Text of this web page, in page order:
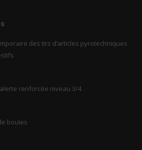
des tirs d’articles pyrotechniques
renforcée niveau 3/4
boules